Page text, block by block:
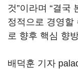
것”이라며 “결국
정적으로 경영할
로 향후 핵심 향
배덕훈 기자